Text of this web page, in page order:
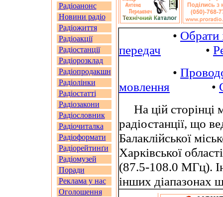
Радіоанонс
Новини радіо
Радіожиття
Радіоакції
Радіостанції
Радіорозклад
Радіопродакшн
Радіолінки
Радіостатті
Радіозакони
Радіословник
Радіочиталка
Радіоформати
Радіорейтинґи
Радіомузей
Поради
Реклама у нас
Оголошення
• Обрати
передач •
•
мовлення •
На цій сторінці
радіостанції, що
Балаклійської
Харківської
(87.5-108.0 МГц).
інших діапазонах